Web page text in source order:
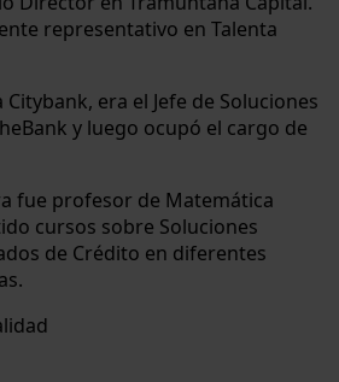
representativo en Talenta
era el Jefe de Soluciones
y luego ocupó el cargo de
fue profesor de Matemática
cursos sobre Soluciones
de Crédito en diferentes